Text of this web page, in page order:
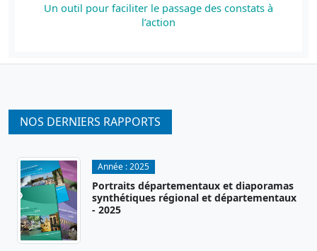
Un outil pour faciliter le passage des constats à
l’action
NOS DERNIERS RAPPORTS
Année :2025
Portraits départementaux et diaporamas
synthétiques régional et départementaux
- 2025